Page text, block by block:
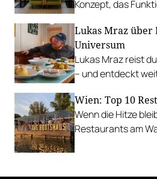
Konzept, das
Lukas Mraz über
Universum
Lukas Mraz reist
– und entdeckt
Wien: Top 10
Wenn die Hitze
Restaurants am